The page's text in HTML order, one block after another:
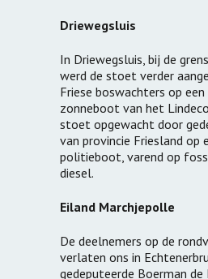
Driewegsluis
In Driewegsluis, bij de
werd de stoet verder
Friese boswachters op
zonneboot van het
stoet opgewacht door
van provincie Friesland op
politieboot, varend op
diesel.
Eiland Marchjepolle
De deelnemers op de
verlaten ons in
gedeputeerde Boerman